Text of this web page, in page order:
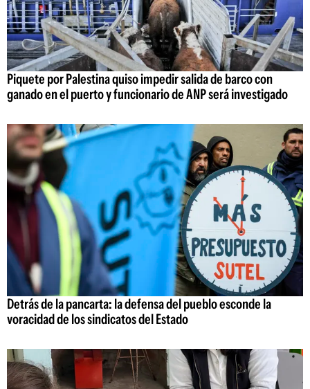
Piquete por Palestina quiso impedir salida de barco con
ganado en el puerto y funcionario de ANP será investigado
Detrás de la pancarta: la defensa del pueblo esconde la
voracidad de los sindicatos del Estado